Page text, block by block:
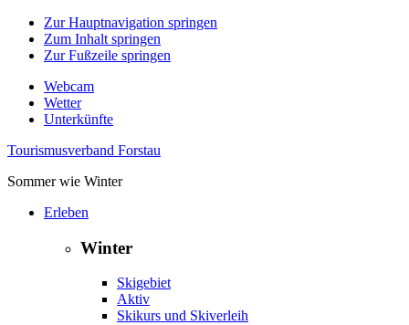
Zur Hauptnavigation springen
Zum Inhalt springen
Zur Fußzeile springen
Webcam
Wetter
Unterkünfte
Tourismusverband Forstau
Sommer wie Winter
Erleben
Winter
Skigebiet
Aktiv
Skikurs und Skiverleih